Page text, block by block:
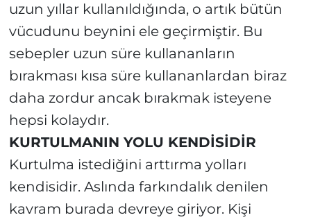
uzun yıllar kullanıldığında, o artık bütün
vücudunu beynini ele geçirmiştir. Bu
sebepler uzun süre kullananların
bırakması kısa süre kullananlardan biraz
daha zordur ancak bırakmak isteyene
hepsi kolaydır.
KURTULMANIN YOLU KENDİSİDİR
Kurtulma istediğini arttırma yolları
kendisidir. Aslında farkındalık denilen
kavram burada devreye giriyor. Kişi